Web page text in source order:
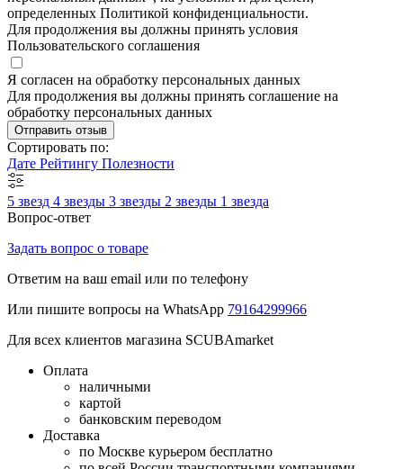
определенных Политикой конфиденциальности.
Для продолжения вы должны принять условия
Пользовательского соглашения
Я согласен на обработку персональных данных
Для продолжения вы должны принять соглашение на
обработку персональных данных
Отправить отзыв
Сортировать по:
Дате Рейтингу Полезности
5 звезд 4 звезды 3 звезды 2 звезды 1 звезда
Вопрос-ответ
Задать вопрос о товаре
Ответим на ваш email или по телефону
Или пишите вопросы на WhatsApp 79164299966
Для всех клиентов магазина SCUBAmarket
Оплата
наличными
картой
банковским переводом
Доставка
по Москве курьером бесплатно